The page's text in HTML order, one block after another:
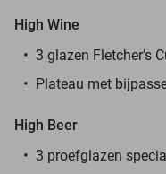
High Wine
3 glazen Fletcher’s
Plateau met
High Beer
3 proefglazen